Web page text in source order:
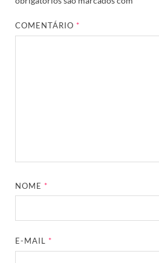
COMENTÁRIO*
NOME*
E-MAIL*